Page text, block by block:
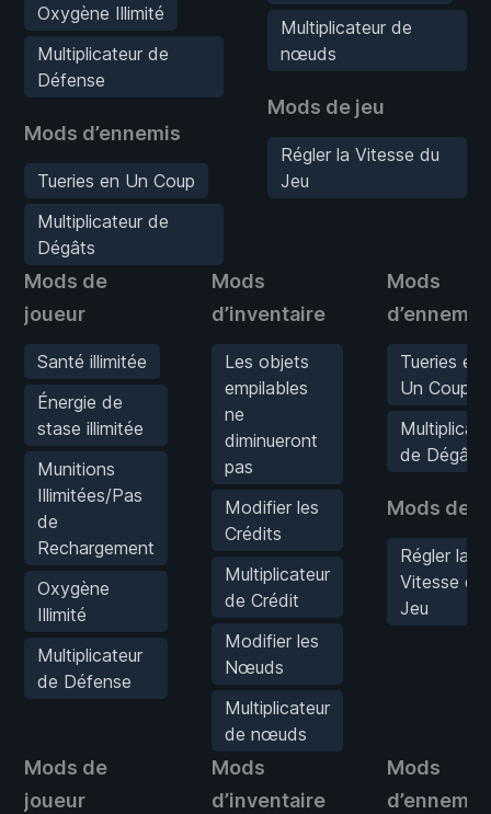
Oxygène Illimité
Multiplicateur de
Défense
Mods d’ennemis
Tueries en Un Coup
Multiplicateur de
Dégâts
Multiplicateur de
nœuds
Mods de jeu
Régler la Vitesse du
Jeu
Mods de
joueur
Santé illimitée
Énergie de
stase illimitée
Munitions
Illimitées/Pas
de
Rechargement
Oxygène
Illimité
Multiplicateur
de Défense
Mods
d’inventaire
Les objets
empilables
ne
diminueront
pas
Modifier les
Crédits
Multiplicateur
de Crédit
Modifier les
Nœuds
Multiplicateur
de nœuds
Mods
d’ennemis
Tueries en
Un Coup
de Dégâts
Mods de
Régler la
Vitesse du
Jeu
Mods de
joueur
Mods
d’inventaire
Mods
d’ennemis